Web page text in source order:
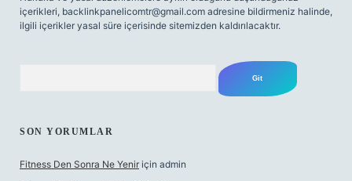
içerikleri, backlinkpanelicomtr@gmail.com adresine bildirmeniz halinde,
ilgili içerikler yasal süre içerisinde sitemizden kaldırılacaktır.
SON YORUMLAR
Fitness Den Sonra Ne Yenir için admin